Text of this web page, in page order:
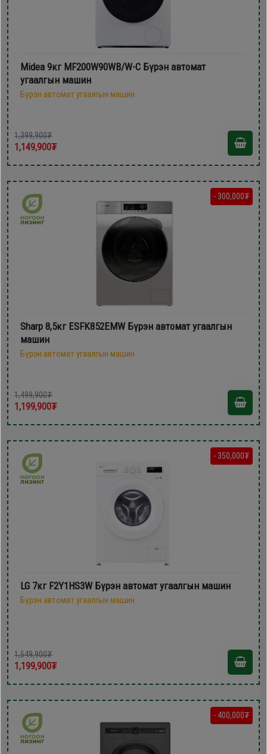
Midea 9кг MF200W90WB/W-C Бүрэн автомат
угаалгын машин
Бүрэн автомат угаалгын машин
1,399,900₮
1,149,900₮
- 300,000₮
Sharp 8,5кг ESFK852EMW Бүрэн автомат угаалгын
машин
Бүрэн автомат угаалгын машин
1,499,900₮
1,199,900₮
- 350,000₮
LG 7кг F2Y1HS3W Бүрэн автомат угаалгын машин
Бүрэн автомат угаалгын машин
1,549,900₮
1,199,900₮
- 400,000₮